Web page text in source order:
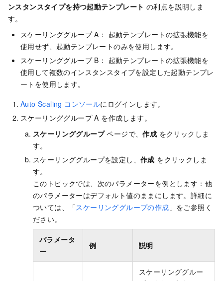
ンスタンスタイプを持つ起動テンプレート の利点を説明しま
す。
スケーリンググループ A： 起動テンプレートの拡張機能を
使用せず、起動テンプレートのみを使用します。
スケーリンググループ B： 起動テンプレートの拡張機能を
使用して複数のインスタンスタイプを設定した起動テンプレ
ートを使用します。
Auto Scaling コンソールにログインします。
スケーリンググループ A を作成します。
スケーリンググループページで、作成 をクリックしま
す。
スケーリンググループを設定し、 作成 をクリックしま
す。
このトピックでは、次のパラメーターを例とします：他
のパラメーターはデフォルト値のままにします。詳細に
ついては、「スケーリンググループの作成 」をご参照く
ださい。
パラメータ
ー
例 説明
スケーリンググルー